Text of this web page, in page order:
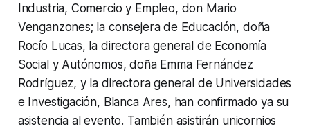
Industria, Comercio y Empleo, don Mario
Venganzones; la consejera de Educación, doña
Rocío Lucas, la directora general de Economía
Social y Autónomos, doña Emma Fernández
Rodríguez, y la directora general de Universidades
e Investigación, Blanca Ares, han confirmado ya su
asistencia al evento. También asistirán unicornios